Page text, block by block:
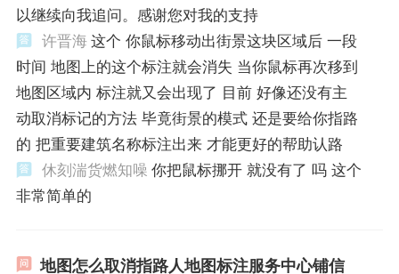
以继续向我追问。感谢您对我的支持
许晋海这个 你鼠标移动出街景这块区域后 一段
时间 地图上的这个标注就会消失 当你鼠标再次移到
地图区域内 标注就又会出现了 目前 好像还没有主
动取消标记的方法 毕竟街景的模式 还是要给你指路
的 把重要建筑名称标注出来 才能更好的帮助认路
休刻湍货燃知噪 你把鼠标挪开 就没有了 吗 这个
非常简单的
地图怎么取消指路人地图标注服务中心铺信